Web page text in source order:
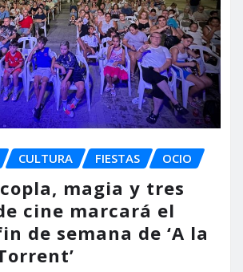
CULTURA FIESTAS OCIO
magia y tres
cine marcará el
de semana de ‘A la